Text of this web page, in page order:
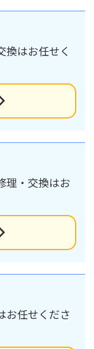
換はお任せく
理・交換はお
お任せくださ